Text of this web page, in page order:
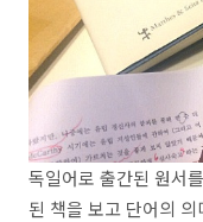
독일어로 출간된 원서
된 책을 보고 단어의